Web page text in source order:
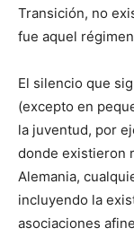
Transición, no
fue aquel
El silencio que
(excepto en
la juventud, por
donde existieron
Alemania,
incluyendo la
asociaciones